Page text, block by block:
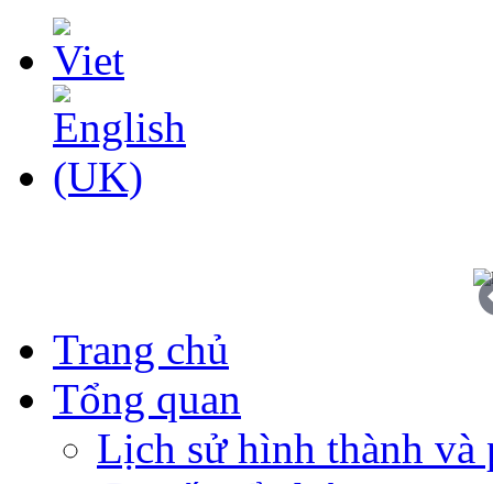
Trang chủ
Tổng quan
Lịch sử hình thành và